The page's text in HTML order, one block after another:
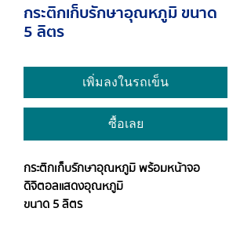
กระติกเก็บรักษาอุณหภูมิ ขนาด
5 ลิตร
เพิ่มลงในรถเข็น
ซื้อเลย
กระติกเก็บรักษาอุณหภูมิ พร้อมหน้าจอ
ดิจิตอลแสดงอุณหภูมิ
ขนาด 5 ลิตร